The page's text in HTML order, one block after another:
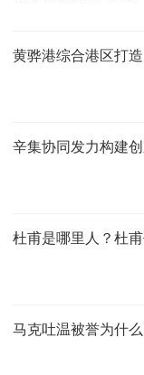
黄骅港综合港区打
辛集协同发力构建
杜甫是哪里人？杜
马克吐温被誉为什